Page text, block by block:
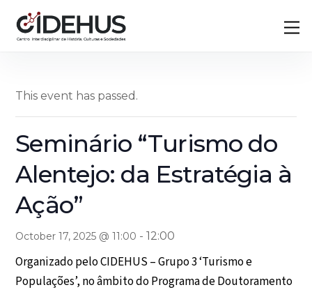
content
This event has passed.
Seminário “Turismo do
Alentejo: da Estratégia à
Ação”
October 17, 2025 @ 11:00 -12:00
Organizado pelo CIDEHUS – Grupo 3 ‘Turismo e
Populações’, no âmbito do Programa de Doutoramento